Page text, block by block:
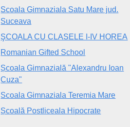
Scoala Gimnaziala Satu Mare jud.
Suceava
ŞCOALA CU CLASELE I-IV HOREA
Romanian Gifted School
Școala Gimnazială "Alexandru Ioan
Cuza"
Scoala Gimnaziala Teremia Mare
Școală Postliceala Hipocrate